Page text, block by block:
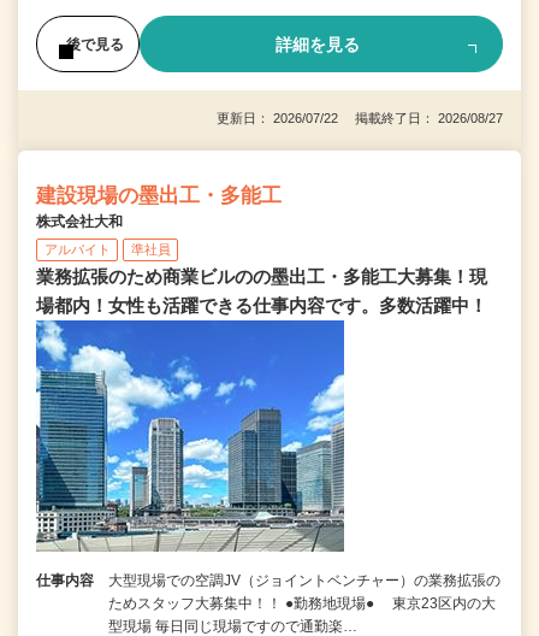
後で見る 詳細を見る
更新日： 2026/07/22 掲載終了日： 2026/08/27
建設現場の墨出工・多能工
株式会社大和
アルバイト 準社員
業務拡張のため商業ビルのの墨出工・多能工大募集！現
場都内！女性も活躍できる仕事内容です。多数活躍中！
仕事内容
大型現場での空調JV（ジョイントベンチャー）の業務拡張の
ためスタッフ大募集中！！ ●勤務地現場● 東京23区内の大
型現場 毎日同じ現場ですので通勤楽…